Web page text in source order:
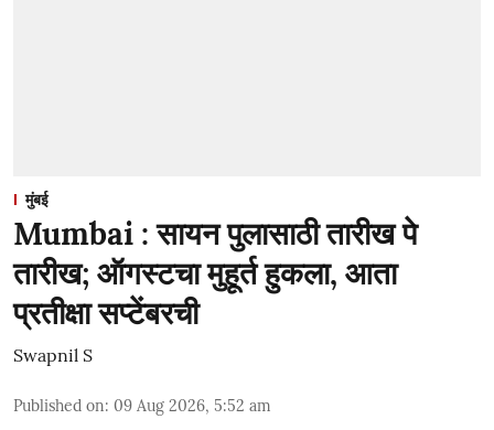
मुंबई
Mumbai : सायन पुलासाठी तारीख पे
तारीख; ऑगस्टचा मुहूर्त हुकला, आता
प्रतीक्षा सप्टेंबरची
Swapnil S
Published on: 09 Aug 2026, 5:52 am